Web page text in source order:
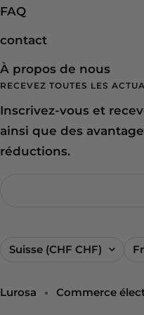
FAQ
contact
À propos de nous
RECEVEZ TOUTES LES
Inscrivez-vous et
ainsi que des
réductions.
Pays/région
Suisse (CHF CHF)
Lurosa Commerce